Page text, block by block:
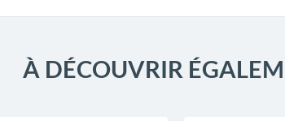
À DÉCOUVRIR